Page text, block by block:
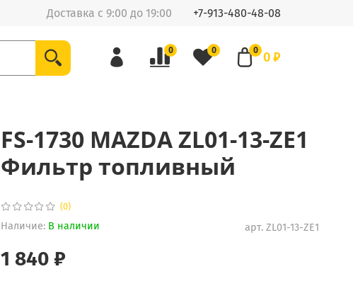
Доставка с 9:00 до 19:00 +7-913-480-48-08
0 0 0 0 ₽
(0)
арт.ZL01-13-ZE1
Наличие: В наличии
FS-1730 MAZDA ZL01-13-ZE1
Фильтр топливный
1 840 ₽